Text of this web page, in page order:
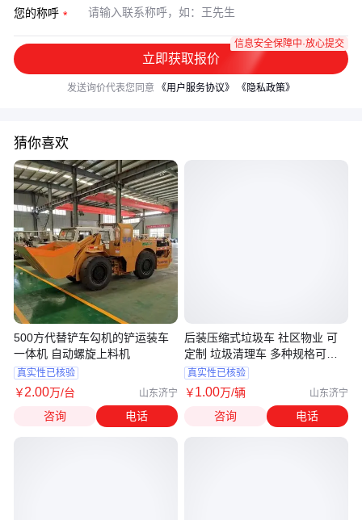
您的称呼
立即获取报价
信息安全保障中·放心提交
发送询价代表您同意 《用户服务协议》 《隐私政策》
猜你喜欢
500方代替铲车勾机的铲运装车
一体机 自动螺旋上料机
真实性已核验
￥2.00万/台 山东济宁
咨询 电话
后装压缩式垃圾车 社区物业 可
定制 垃圾清理车 多种规格可选
购
真实性已核验
￥1.00万/辆 山东济宁
咨询 电话